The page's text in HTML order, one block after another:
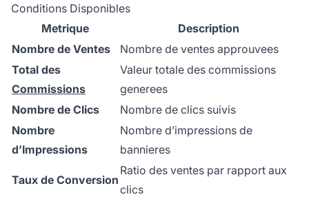
Conditions Disponibles
Metrique
Description
Nombre de Ventes
Nombre de ventes approuvees
Total des
Commissions
Valeur totale des commissions
generees
Nombre de Clics
Nombre de clics suivis
Nombre
d’Impressions
Nombre d’impressions de
bannieres
Taux de Conversion
Ratio des ventes par rapport aux
clics